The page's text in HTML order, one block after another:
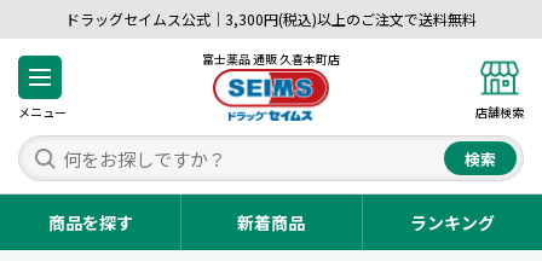
ドラッグセイムス公式｜3,300円(税込)以上のご注文で送料無料
メニュー
富士薬品 通販 久喜本町店
店舗検索
検索
商品を探す 新着商品 ランキング